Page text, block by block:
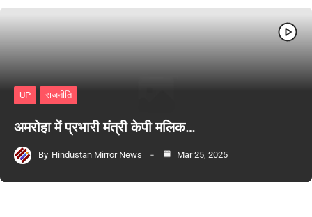
UP राजनीति
अमरोहा में प्रभारी मंत्री केपी मलिक…
By Hindustan Mirror News Mar 25, 2025